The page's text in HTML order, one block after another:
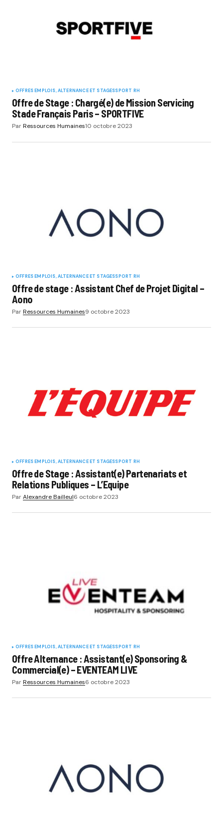
OFFRES EMPLOIS, ALTERNANCE ET STAGESSPORT RH
Offre de Stage : Chargé(e) de Mission Servicing
Stade Français Paris – SPORTFIVE
ParRessources Humaines10 octobre 2023
OFFRES EMPLOIS, ALTERNANCE ET STAGESSPORT RH
Offre de stage : Assistant Chef de Projet Digital –
Aono
ParRessources Humaines9 octobre 2023
OFFRES EMPLOIS, ALTERNANCE ET STAGESSPORT RH
Offre de Stage : Assistant(e) Partenariats et
Relations Publiques – L’Equipe
ParAlexandre Bailleul6 octobre 2023
OFFRES EMPLOIS, ALTERNANCE ET STAGESSPORT RH
Offre Alternance : Assistant(e) Sponsoring &
Commercial(e) – EVENTEAM LIVE
ParRessources Humaines6 octobre 2023